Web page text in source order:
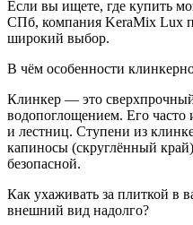
Если вы ищете, где купить
СПб, компания KeraMix Lux
широкий выбор.
В чём особенности
Клинкер — это
водопоглощением. Его часто
и лестниц. Ступени из
капиносы (скруглённый
безопасной.
Как ухаживать за плиткой в
внешний вид надолго?